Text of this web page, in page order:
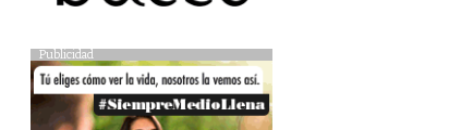
Publicidad